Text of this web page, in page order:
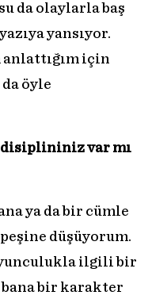
da olaylarla baş
yansıyor.
için
öyle
disiplininiz var mı
ya da bir cümle
düşüyorum.
ilgili bir
bana bir karakter